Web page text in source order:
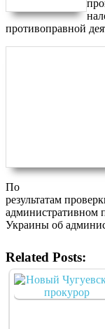
противоправной
По
результатам
административном
Украины об
Related Posts: